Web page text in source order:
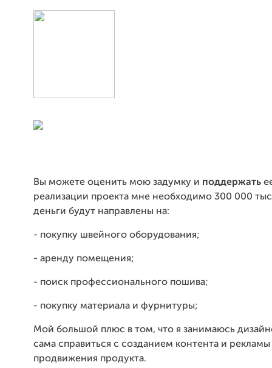
Вы можете оценить мою задумку и поддержать
реализации проекта мне необходимо 300 000
деньги будут направлены на:
- покупку швейного оборудования;
- аренду помещения;
- поиск профессионального пошива;
- покупку материала и фурнитуры;
Мой большой плюс в том, что я занимаюсь
сама справиться с созданием контента и рекламы
продвижения продукта.